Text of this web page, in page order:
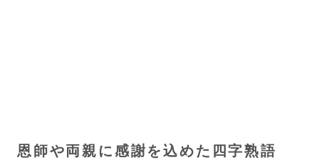
恩師や両親に感謝を込めた四字熟語